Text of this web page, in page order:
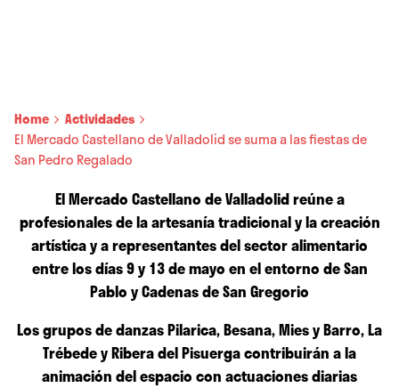
Home
Actividades
El Mercado Castellano de Valladolid se suma a las fiestas de
San Pedro Regalado
El Mercado Castellano de Valladolid reúne a
profesionales de la artesanía tradicional y la creación
artística y a representantes del sector alimentario
entre los días 9 y 13 de mayo en el entorno de San
Pablo y Cadenas de San Gregorio
Los grupos de danzas Pilarica, Besana, Mies y Barro, La
Trébede y Ribera del Pisuerga contribuirán a la
animación del espacio con actuaciones diarias